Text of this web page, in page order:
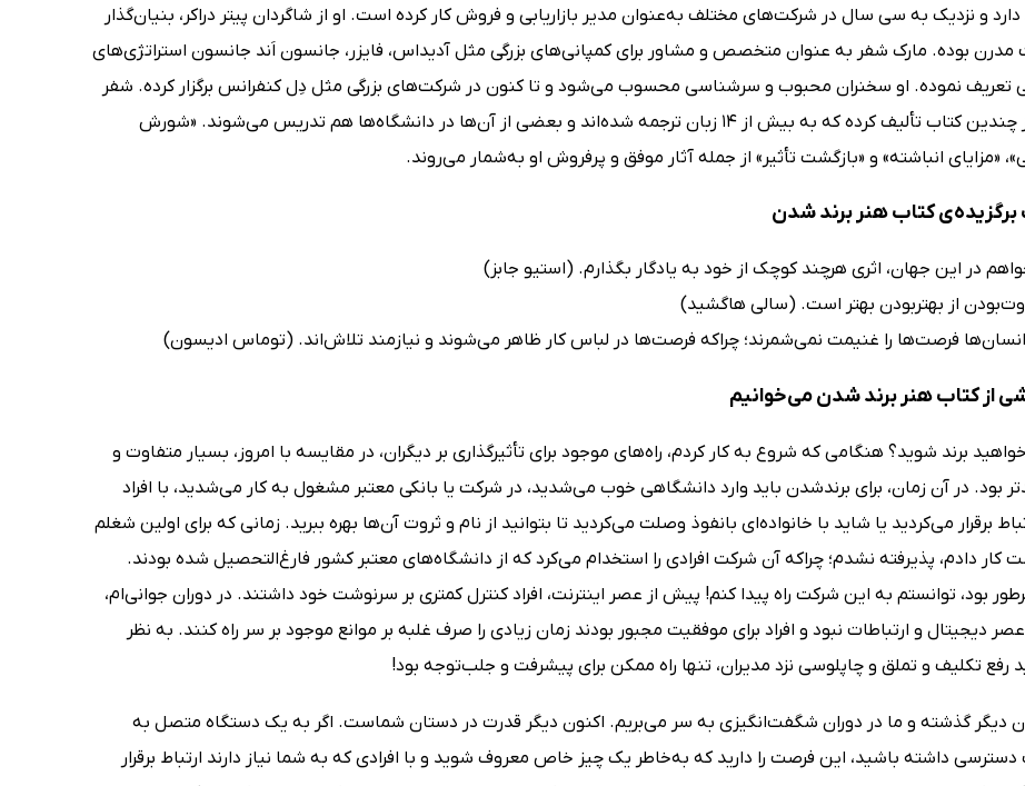
دارد و نزدیک به سی سال در شرکت‌های مختلف به‌عنوان مدیر بازاریابی و فروش کار کرده است. او از شاگردان پیتر دراکر، بنیان‌گذار
مدرن بوده. مارک شفر به عنوان متخصص و مشاور برای کمپانی‌های بزرگی مثل آدیداس، فایزر، جانسون اَند جانسون استراتژی‌های
تعریف نموده. او سخنران محبوب و سرشناسی محسوب می‌شود و تا کنون در شرکت‌های بزرگی مثل دِل کنفرانس برگزار کرده. شفر
تا امروز چندین کتاب تألیف کرده که به بیش از 14 زبان ترجمه شده‌اند و بعضی از آن‌ها در دانشگاه‌ها هم تدریس می‌شوند. «شورش
«مزایای انباشته» و «بازگشت تأثیر» از جمله آثار موفق و پرفروش او به‌شمار می‌روند.
برگزیده‌ی کتاب هنر برند شدن
در این جهان، اثری هرچند کوچک از خود به یادگار بگذارم. (استیو جابز)
از بهتر‌بودن بهتر است. (سالی هاگشید)
انسان‌ها فرصت‌ها را غنیمت نمی‌شمرند؛ چراکه فرصت‌ها در لباس کار ظاهر می‌شوند و نیازمند تلاش‌اند. (توماس ادیسون)
از کتاب هنر برند شدن می‌خوانیم
برند شوید؟ هنگامی که شروع به کار کردم، راه‌های موجود برای تأثیرگذاری بر دیگران، در مقایسه با امروز، بسیار متفاوت و
بود. در آن زمان، برای برند‌شدن باید وارد دانشگاهی خوب می‌شدید، در شرکت یا بانکی معتبر مشغول به کار می‌شدید، با افراد
برقرار می‌کردید یا شاید با خانواده‌ای بانفوذ وصلت می‌کردید تا بتوانید از نام و ثروت آن‌ها بهره ببرید. زمانی که برای اولین شغلم
کار دادم، پذیرفته نشدم؛ چراکه آن شرکت افرادی را استخدام می‌کرد که از دانشگاه‌های معتبر کشور فارغ‌التحصیل شده بودند.
بود، توانستم به این شرکت راه پیدا کنم! پیش از عصر اینترنت، افراد کنترل کمتری بر سرنوشت خود داشتند. در دوران جوانی‌ام،
عصر دیجیتال و ارتباطات نبود و افراد برای موفقیت مجبور بودند زمان زیادی را صرف غلبه بر موانع موجود بر سر راه کنند. به نظر
رفع تکلیف و تملق و چاپلوسی نزد مدیران، تنها راه ممکن برای پیشرفت و جلب‌توجه بود!
دیگر گذشته و ما در دوران شگفت‌انگیزی به سر می‌بریم. اکنون دیگر قدرت در دستان شماست. اگر به یک دستگاه متصل به
دسترسی داشته باشید، این فرصت را دارید که به‌خاطر یک چیز خاص معروف شوید و با افرادی که به شما نیاز دارند ارتباط برقرار